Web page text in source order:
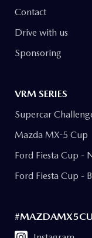
Contact
Drive with us
Sponsoring
VRM SERIES
Supercar
Mazda MX-5 Cup
Ford Fiesta Cup -
Ford Fiesta Cup -